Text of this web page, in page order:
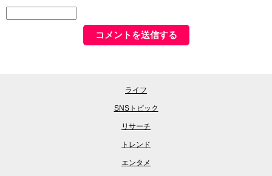
ライフ
SNSトピック
リサーチ
トレンド
エンタメ